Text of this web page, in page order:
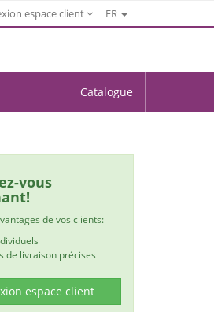
espace client FR
Catalogue
vous
de vos clients:
de livraison précises
espace client